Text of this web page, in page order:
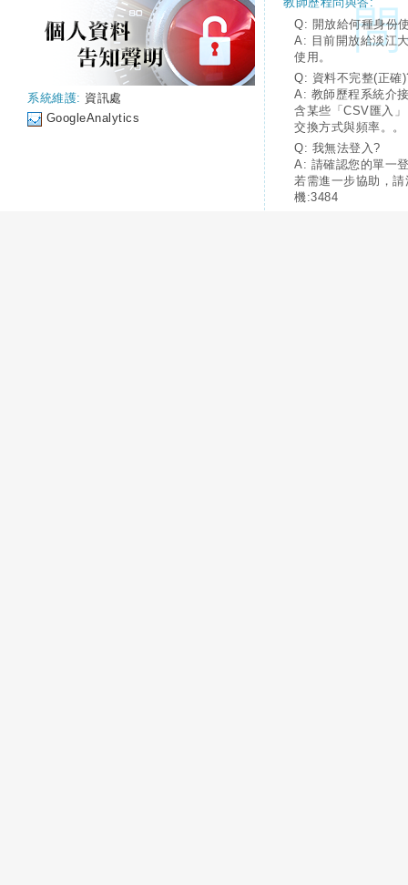
系統維護: 資訊處
GoogleAnalytics
Q: 開放給何種身份
A: 目前開放給淡江
使用。
Q: 資料不完整(正確
A: 教師歷程系統介
含某些「CSV匯入
交換方式與頻率。。
Q: 我無法登入?
A: 請確認您的單一
若需進一步協助，
機:3484